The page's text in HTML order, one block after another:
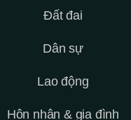
Đất đai
Dân sự
Lao động
Hôn nhân & gia đình